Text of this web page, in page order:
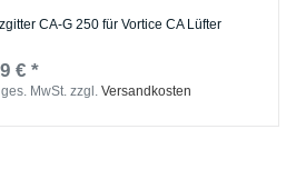
CA-G 250 für Vortice CA Lüfter
€ *
MwSt. zzgl.Versandkosten